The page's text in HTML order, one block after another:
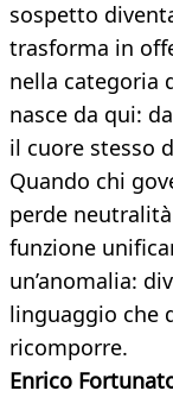
sospetto
trasforma in
nella categoria
nasce da qui:
il cuore stesso
Quando chi
perde
funzione
un’anomalia:
linguaggio che
ricomporre.
Enrico